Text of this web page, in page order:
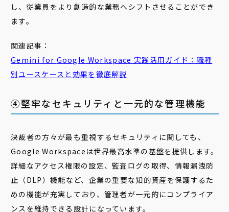
し、従業員をより創造的な業務へシフトさせることができ
ます。
関連記事：
Gemini for Google Workspace 実践活用ガイド：職種
別ユースケースと効果を徹底解説
④堅牢なセキュリティと一元的な管理機能
決裁者の方々が最も重視するセキュリティに関しても、
Google Workspaceは世界最高水準の基盤を提供します。
詳細なアクセス権限の設定、監査ログの取得、情報漏洩防
止（DLP）機能など、企業の重要な知的資産を保護するた
めの機能が充実しており、管理者が一元的にコンプライア
ンスを維持できる設計になっています。